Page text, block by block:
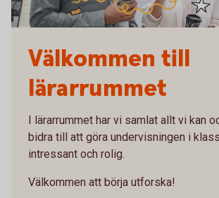
Välkommen till
lärarrummet
I lärarrummet har vi samlat allt vi kan
bidra till att göra undervisningen i
intressant och rolig.
Välkommen att börja utforska!